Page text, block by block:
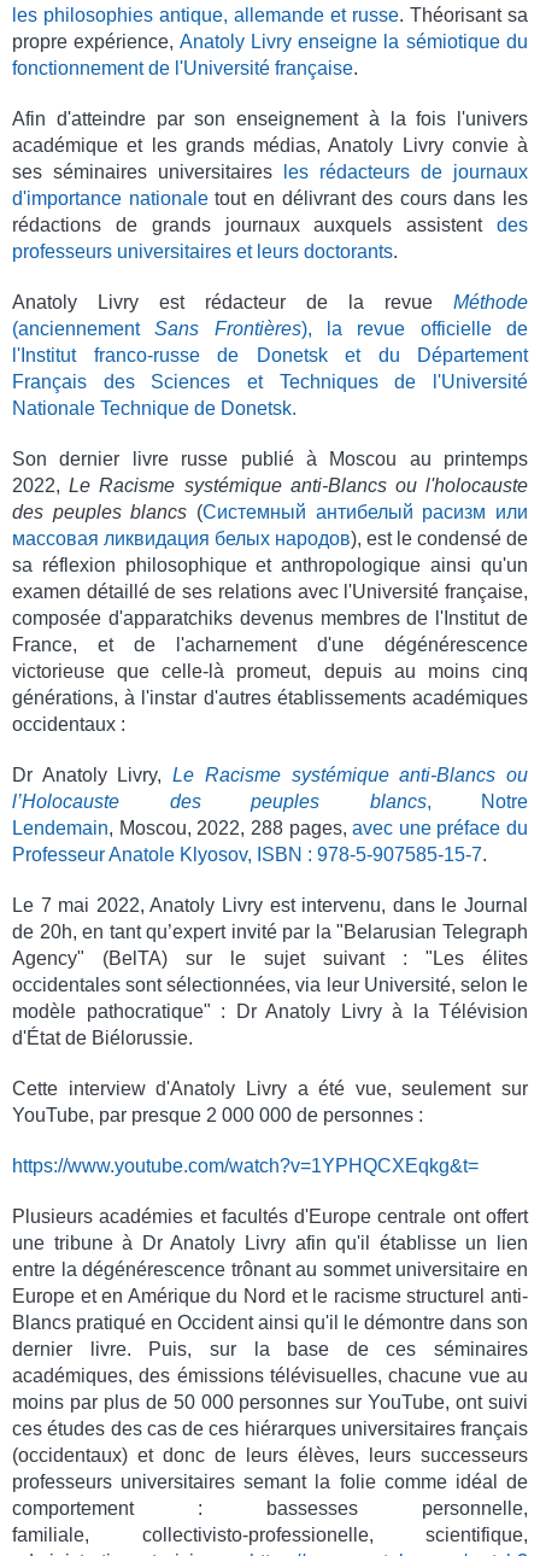
les philosophies antique, allemande et russe. Théorisant sa
propre expérience, Anatoly Livry enseigne la sémiotique du
fonctionnement de l'Université française.
Afin d'atteindre par son enseignement à la fois l'univers
académique et les grands médias, Anatoly Livry convie à
ses séminaires universitaires
les rédacteurs de journaux
d'importance nationaletout en délivrant des cours dans les
rédactions de grands journaux auxquels assistent des
professeurs universitaires et leurs doctorants.
Anatoly Livry est rédacteur de la revue Méthode
(anciennementSans Frontières), la revue officielle de
l'Institut franco-russe de Donetsk et du Département
Français des Sciences et Techniques de l'Université
Nationale Technique de Donetsk.
Son dernier livre russe publié à Moscou au printemps
2022, Le Racisme systémique anti-Blancs ou l'holocauste
des peuples blancs (Системный антибелый расизм или
массовая ликвидация белых народов), est le condensé de
sa réflexion philosophique et anthropologique ainsi qu'un
examen détaillé de ses relations avec l'Université française,
composée d'apparatchiks devenus membres de l'Institut de
France, et de l'acharnement d'une dégénérescence
victorieuse que celle-là promeut, depuis au moins cinq
générations, à l'instar d'autres établissements académiques
occidentaux :
Dr Anatoly Livry,Le Racisme systémique anti-Blancs ou
l’Holocauste des peuples blancs, Notre
Lendemain, Moscou, 2022, 288 pages,avec une préface du
Professeur Anatole Klyosov, ISBN : 978-5-907585-15-7.
Le 7 mai 2022, Anatoly Livry est intervenu, dans le Journal
de 20h, en tant qu’expert invité par la "Belarusian Telegraph
Agency" (BelTA) sur le sujet suivant : "Les élites
occidentales sont sélectionnées, via leur Université, selon le
modèle pathocratique" : Dr Anatoly Livry à la Télévision
d'État de Biélorussie.
Cette interview d'Anatoly Livry a été vue, seulement sur
YouTube, par presque 2 000 000 de personnes :
https://www.youtube.com/watch?v=1YPHQCXEqkg&t=
Plusieurs académies et facultés d'Europe centrale ont offert
une tribune à Dr Anatoly Livry afin qu'il établisse un lien
entre la dégénérescence trônant au sommet universitaire en
Europe et en Amérique du Nord et le racisme structurel anti-
Blancs pratiqué en Occident ainsi qu'il le démontre dans son
dernier livre. Puis, sur la base de ces séminaires
académiques, des émissions télévisuelles, chacune vue au
moins par plus de 50 000 personnes sur YouTube, ont suivi
ces études des cas de ces hiérarques universitaires français
(occidentaux) et donc de leurs élèves, leurs successeurs
professeurs universitaires semant la folie comme idéal de
comportement : bassesses personnelle,
familiale, collectivisto-professionelle, scientifique,